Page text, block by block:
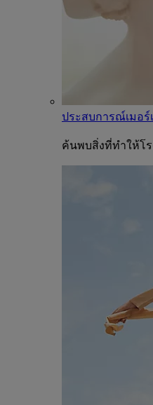
ประสบการณ์เมอร์
ค้นพบสิ่งที่ทำให้โร